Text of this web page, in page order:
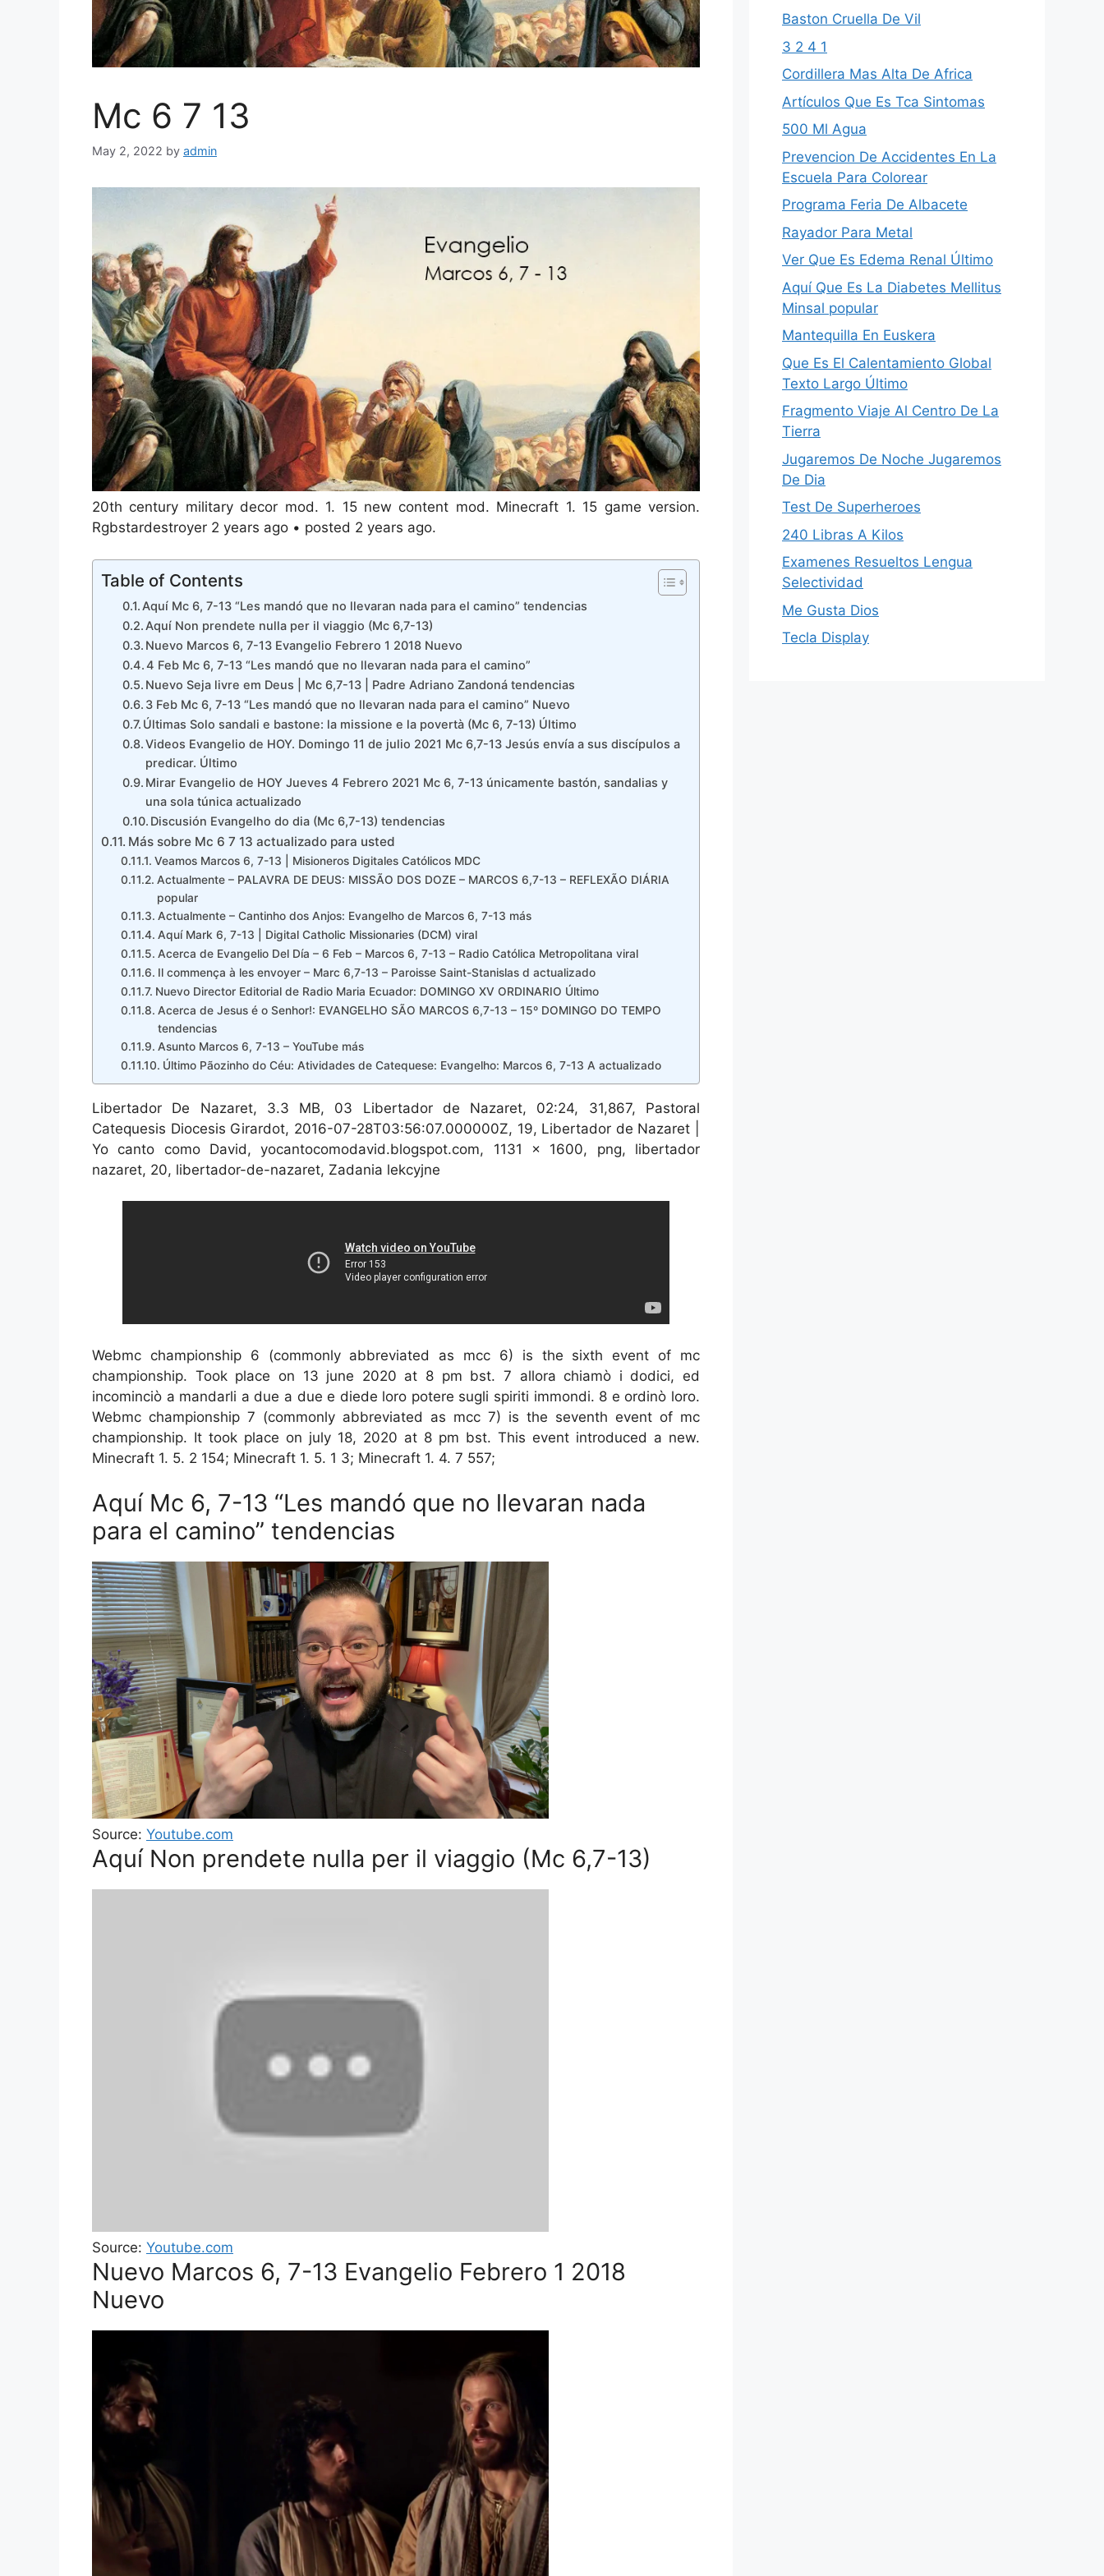
Mc 6 7 13
May 2, 2022 by admin
20th century military decor mod. 1. 15 new content mod. Minecraft 1. 15 game version.
Rgbstardestroyer 2 years ago • posted 2 years ago.
Table of Contents
Aquí Mc 6, 7-13 “Les mandó que no llevaran nada para el camino” tendencias
Aquí Non prendete nulla per il viaggio (Mc 6,7-13)
Nuevo Marcos 6, 7-13 Evangelio Febrero 1 2018 Nuevo
4 Feb Mc 6, 7-13 “Les mandó que no llevaran nada para el camino”
Nuevo Seja livre em Deus | Mc 6,7-13 | Padre Adriano Zandoná tendencias
3 Feb Mc 6, 7-13 “Les mandó que no llevaran nada para el camino” Nuevo
Últimas Solo sandali e bastone: la missione e la povertà (Mc 6, 7-13) Último
Videos Evangelio de HOY. Domingo 11 de julio 2021 Mc 6,7-13 Jesús envía a sus discípulos a
predicar. Último
Mirar Evangelio de HOY Jueves 4 Febrero 2021 Mc 6, 7-13 únicamente bastón, sandalias y
una sola túnica actualizado
Discusión Evangelho do dia (Mc 6,7-13) tendencias
Más sobre Mc 6 7 13 actualizado para usted
Veamos Marcos 6, 7-13 | Misioneros Digitales Católicos MDC
Actualmente – PALAVRA DE DEUS: MISSÃO DOS DOZE – MARCOS 6,7-13 – REFLEXÃO DIÁRIA
popular
Actualmente – Cantinho dos Anjos: Evangelho de Marcos 6, 7-13 más
Aquí Mark 6, 7-13 | Digital Catholic Missionaries (DCM) viral
Acerca de Evangelio Del Día – 6 Feb – Marcos 6, 7-13 – Radio Católica Metropolitana viral
Il commença à les envoyer – Marc 6,7-13 – Paroisse Saint-Stanislas d actualizado
Nuevo Director Editorial de Radio Maria Ecuador: DOMINGO XV ORDINARIO Último
Acerca de Jesus é o Senhor!: EVANGELHO SÃO MARCOS 6,7-13 – 15º DOMINGO DO TEMPO
tendencias
Asunto Marcos 6, 7-13 – YouTube más
Último Pãozinho do Céu: Atividades de Catequese: Evangelho: Marcos 6, 7-13 A actualizado
Libertador De Nazaret, 3.3 MB, 03 Libertador de Nazaret, 02:24, 31,867, Pastoral
Catequesis Diocesis Girardot, 2016-07-28T03:56:07.000000Z, 19, Libertador de Nazaret |
Yo canto como David, yocantocomodavid.blogspot.com, 1131 x 1600, png, libertador
nazaret, 20, libertador-de-nazaret, Zadania lekcyjne
Webmc championship 6 (commonly abbreviated as mcc 6) is the sixth event of mc
championship. Took place on 13 june 2020 at 8 pm bst. 7 allora chiamò i dodici, ed
incominciò a mandarli a due a due e diede loro potere sugli spiriti immondi. 8 e ordinò loro.
Webmc championship 7 (commonly abbreviated as mcc 7) is the seventh event of mc
championship. It took place on july 18, 2020 at 8 pm bst. This event introduced a new.
Minecraft 1. 5. 2 154; Minecraft 1. 5. 1 3; Minecraft 1. 4. 7 557;
Aquí Mc 6, 7-13 “Les mandó que no llevaran nada
para el camino” tendencias
Source: Youtube.com
Aquí Non prendete nulla per il viaggio (Mc 6,7-13)
Source: Youtube.com
Nuevo Marcos 6, 7-13 Evangelio Febrero 1 2018
Nuevo
Baston Cruella De Vil
3 2 4 1
Cordillera Mas Alta De Africa
Artículos Que Es Tca Sintomas
500 Ml Agua
Prevencion De Accidentes En La
Escuela Para Colorear
Programa Feria De Albacete
Rayador Para Metal
Ver Que Es Edema Renal Último
Aquí Que Es La Diabetes Mellitus
Minsal popular
Mantequilla En Euskera
Que Es El Calentamiento Global
Texto Largo Último
Fragmento Viaje Al Centro De La
Tierra
Jugaremos De Noche Jugaremos
De Dia
Test De Superheroes
240 Libras A Kilos
Examenes Resueltos Lengua
Selectividad
Me Gusta Dios
Tecla Display